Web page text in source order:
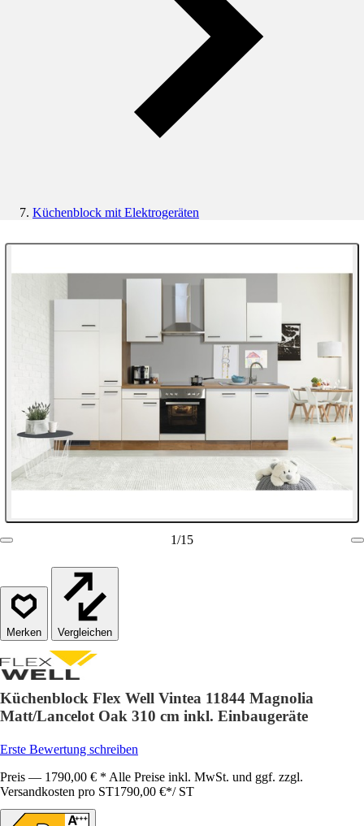
Küchenblock mit Elektrogeräten
1/15
Vergleichen
Küchenblock Flex Well Vintea 11844 Magnolia
Matt/Lancelot Oak 310 cm inkl. Einbaugeräte
Erste Bewertung schreiben
Preis — 1790,00 € * Alle Preise inkl. MwSt. und ggf. zzgl.
Versandkosten pro ST1790,00 €*/ ST